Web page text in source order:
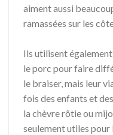
aiment aussi
ramassées sur les
Ils utilisent
le porc pour faire
le braiser, mais leur
fois des enfants et
la chèvre rôtie ou
seulement utiles pour